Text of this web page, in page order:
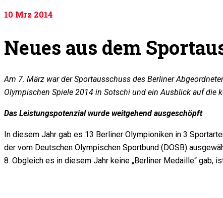
10 Mrz 2014
Neues aus dem
Am 7. März war der Sportausschuss des Berliner
Olympischen Spiele 2014 in Sotschi und ein Ausblick auf die
Das Leistungspotenzial wurde weitgehend ausgeschöpft
In diesem Jahr gab es 13 Berliner Olympioniken in 3
der vom Deutschen Olympischen Sportbund (DOSB)
8. Obgleich es in diesem Jahr keine „Berliner Medaille“ gab,